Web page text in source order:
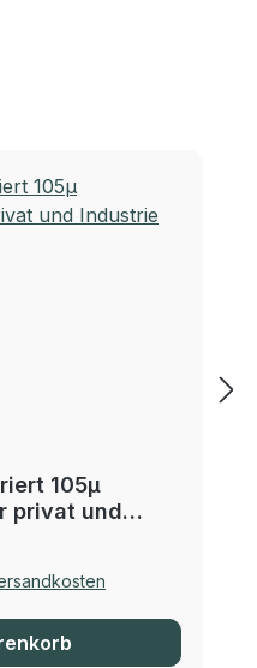
105µ
privat und